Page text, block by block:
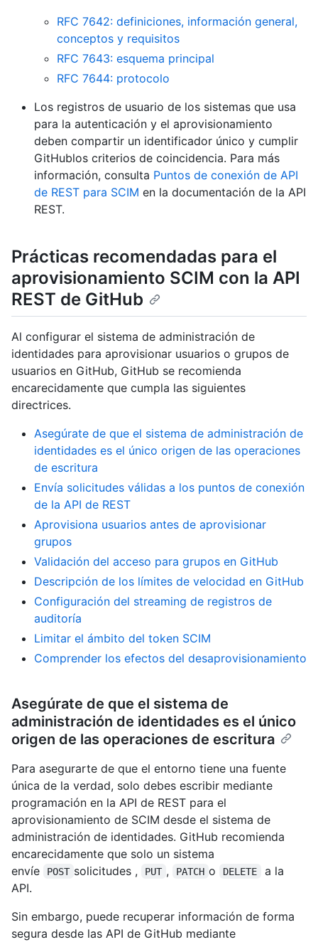
RFC 7642: definiciones, información general,
conceptos y requisitos
RFC 7643: esquema principal
RFC 7644: protocolo
Los registros de usuario de los sistemas que usa
para la autenticación y el aprovisionamiento
deben compartir un identificador único y cumplir
GitHublos criterios de coincidencia. Para más
información, consulta Puntos de conexión de API
de REST para SCIM en la documentación de la API
REST.
Prácticas recomendadas para el
aprovisionamiento SCIM con la API
REST de GitHub
Al configurar el sistema de administración de
identidades para aprovisionar usuarios o grupos de
usuarios en GitHub, GitHub se recomienda
encarecidamente que cumpla las siguientes
directrices.
Asegúrate de que el sistema de administración de
identidades es el único origen de las operaciones
de escritura
Envía solicitudes válidas a los puntos de conexión
de la API de REST
Aprovisiona usuarios antes de aprovisionar
grupos
Validación del acceso para grupos en GitHub
Descripción de los límites de velocidad en GitHub
Configuración del streaming de registros de
auditoría
Limitar el ámbito del token SCIM
Comprender los efectos del desaprovisionamiento
Asegúrate de que el sistema de
administración de identidades es el único
origen de las operaciones de escritura
Para asegurarte de que el entorno tiene una fuente
única de la verdad, solo debes escribir mediante
programación en la API de REST para el
aprovisionamiento de SCIM desde el sistema de
administración de identidades. GitHub recomienda
encarecidamente que solo un sistema
envíe
POST solicitudes , PUT , PATCH o DELETE
a la
API.
Sin embargo, puede recuperar información de forma
segura desde las API de GitHub mediante